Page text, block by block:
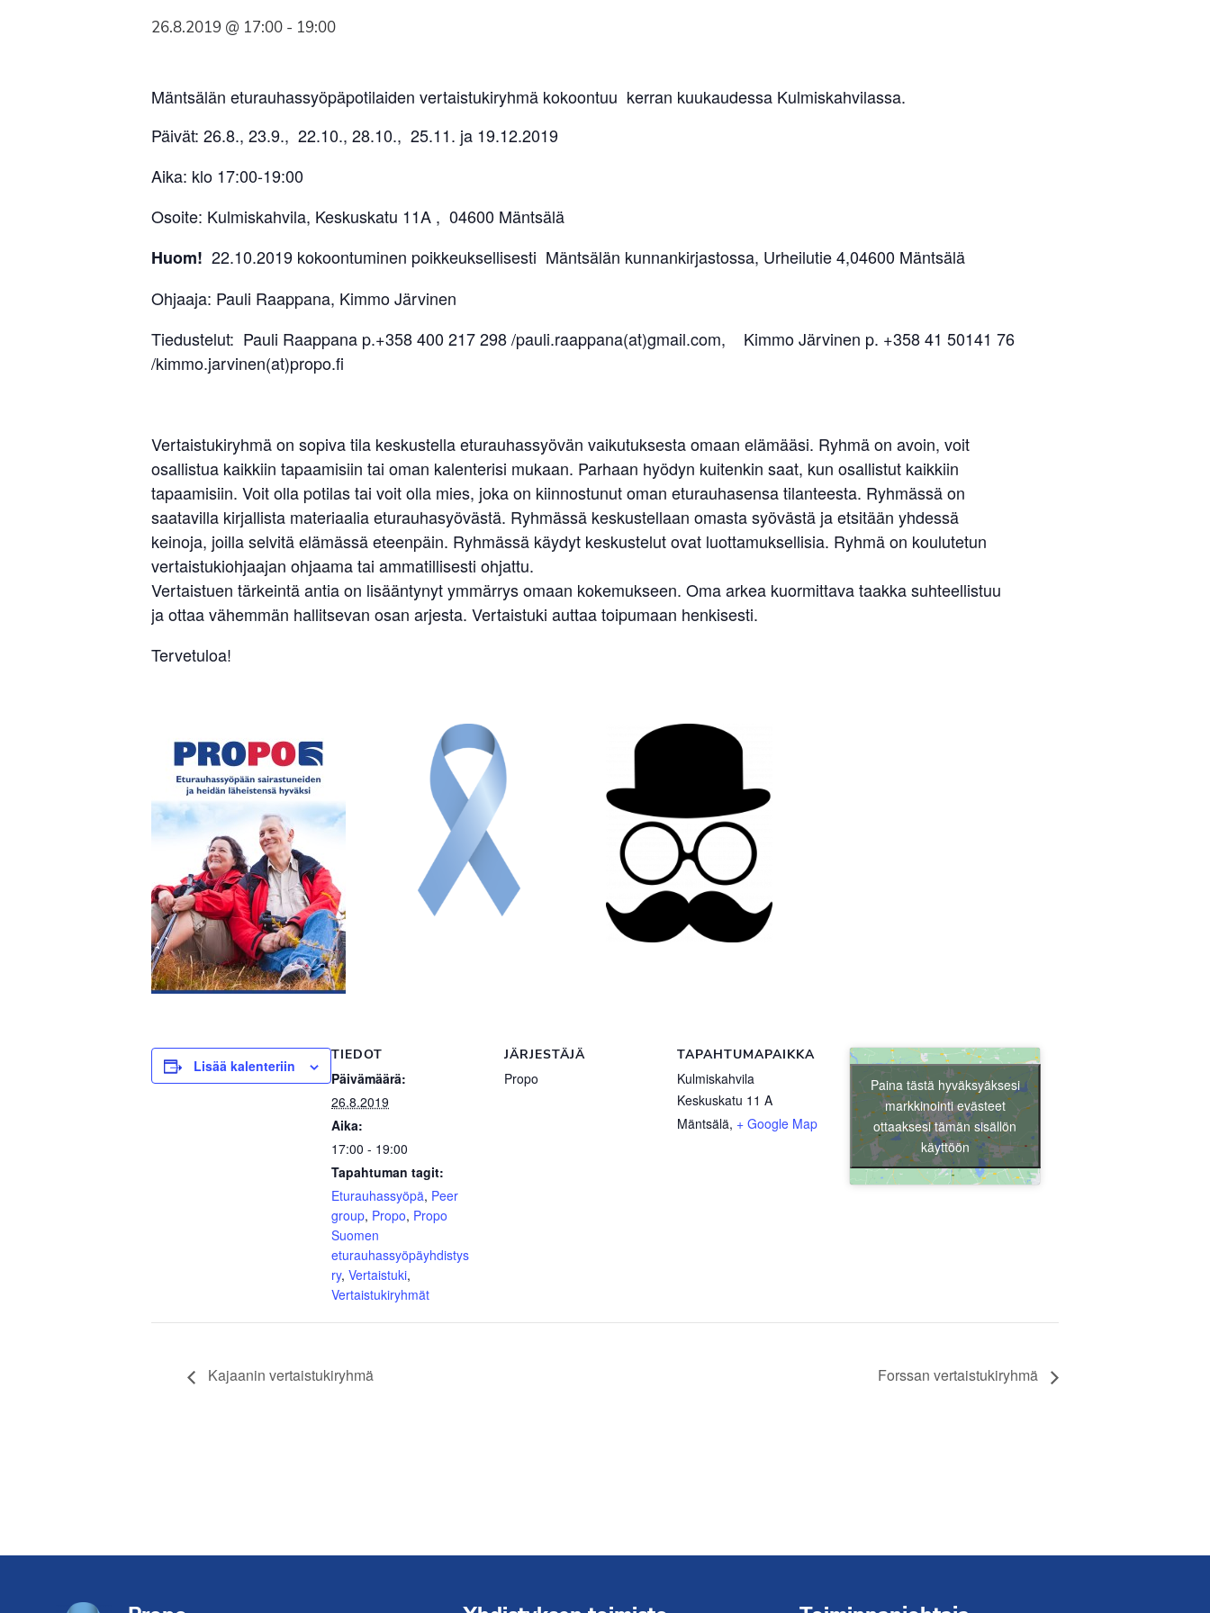
26.8.2019 @ 17:00 - 19:00
Mäntsälän eturauhassyöpäpotilaiden vertaistukiryhmä kokoontuu kerran kuukaudessa Kulmiskahvilassa.
Päivät: 26.8., 23.9., 22.10., 28.10., 25.11. ja 19.12.2019
Aika: klo 17:00-19:00
Osoite: Kulmiskahvila, Keskuskatu 11A , 04600 Mäntsälä
Huom! 22.10.2019 kokoontuminen poikkeuksellisesti Mäntsälän kunnankirjastossa, Urheilutie 4,04600 Mäntsälä
Ohjaaja: Pauli Raappana, Kimmo Järvinen
Tiedustelut: Pauli Raappana p.+358 400 217 298 /pauli.raappana(at)gmail.com, Kimmo Järvinen p. +358 41 50141 76
/kimmo.jarvinen(at)propo.fi
Vertaistukiryhmä on sopiva tila keskustella eturauhassyövän vaikutuksesta omaan elämääsi. Ryhmä on avoin, voit
osallistua kaikkiin tapaamisiin tai oman kalenterisi mukaan. Parhaan hyödyn kuitenkin saat, kun osallistut kaikkiin
tapaamisiin. Voit olla potilas tai voit olla mies, joka on kiinnostunut oman eturauhasensa tilanteesta. Ryhmässä on
saatavilla kirjallista materiaalia eturauhasyövästä. Ryhmässä keskustellaan omasta syövästä ja etsitään yhdessä
keinoja, joilla selvitä elämässä eteenpäin. Ryhmässä käydyt keskustelut ovat luottamuksellisia. Ryhmä on koulutetun
vertaistukiohjaajan ohjaama tai ammatillisesti ohjattu.
Vertaistuen tärkeintä antia on lisääntynyt ymmärrys omaan kokemukseen. Oma arkea kuormittava taakka suhteellistuu
ja ottaa vähemmän hallitsevan osan arjesta. Vertaistuki auttaa toipumaan henkisesti.
Tervetuloa!
Lisää kalenteriin
TIEDOT
Päivämäärä:
26.8.2019
Aika:
17:00 - 19:00
Tapahtuman tagit:
Eturauhassyöpä, Peer
group, Propo, Propo
Suomen
eturauhassyöpäyhdistys
ry, Vertaistuki,
Vertaistukiryhmät
JÄRJESTÄJÄ
Propo
TAPAHTUMAPAIKKA
Kulmiskahvila
Keskuskatu 11 A
Mäntsälä, + Google Map
Paina tästä hyväksyäksesi
markkinointi evästeet
ottaaksesi tämän sisällön
käyttöön
Kajaanin vertaistukiryhmä Forssan vertaistukiryhmä